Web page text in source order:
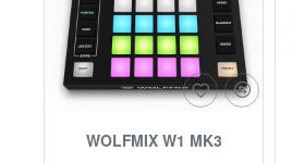
WOLFMIX W1 MK3